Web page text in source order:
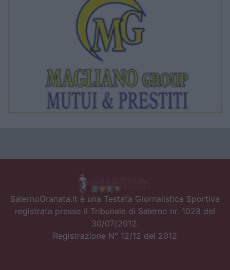
SalernoGranata.it è una Testata Giornalistica Sportiva
registrata presso il Tribunale di Salerno nr. 1028 del
30/07/2012.
Registrazione N° 12/12 del 2012